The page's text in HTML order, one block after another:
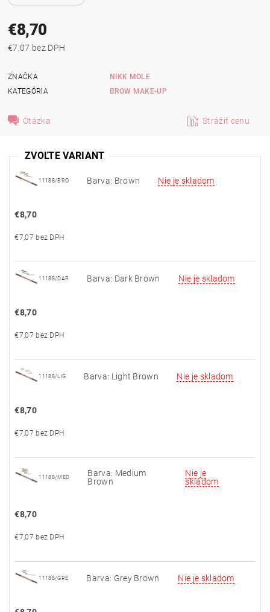
€8,70
€7,07 bez DPH
ZNAČKA
NIKK MOLE
KATEGÓRIA
BROW MAKE-UP
Otázka Strážiť cenu
ZVOĽTE VARIANT
11188/BRO Barva: Brown Nie je skladom
€8,70
€7,07 bez DPH
11188/DAR Barva: Dark Brown Nie je skladom
€8,70
€7,07 bez DPH
11188/LIG Barva: Light Brown Nie je skladom
€8,70
€7,07 bez DPH
11188/MED
Barva: Medium
Brown
Nie je
skladom
€8,70
€7,07 bez DPH
11188/GRE Barva: Grey Brown Nie je skladom